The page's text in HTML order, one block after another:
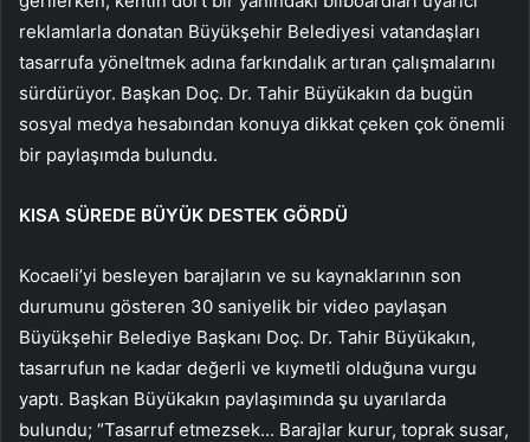
reklamlarla donatan Büyükşehir Belediyesi vatandaşları
tasarrufa yöneltmek adına farkındalık artıran çalışmalarını
sürdürüyor. Başkan Doç. Dr. Tahir Büyükakın da bugün
sosyal medya hesabından konuya dikkat çeken çok önemli
bir paylaşımda bulundu.
KISA SÜREDE BÜYÜK DESTEK GÖRDÜ
Kocaeli’yi besleyen barajların ve su kaynaklarının son
durumunu gösteren 30 saniyelik bir video paylaşan
Büyükşehir Belediye Başkanı Doç. Dr. Tahir Büyükakın,
tasarrufun ne kadar değerli ve kıymetli olduğuna vurgu
yaptı. Başkan Büyükakın paylaşımında şu uyarılarda
bulundu; “Tasarruf etmezsek… Barajlar kurur, toprak susar,